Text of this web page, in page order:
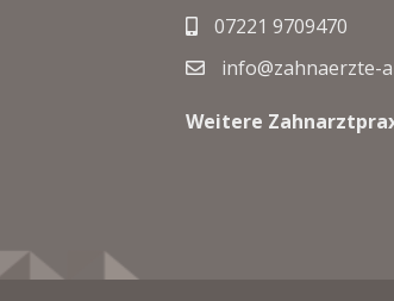
07221 9709470
info@zahnaerzte-
Weitere